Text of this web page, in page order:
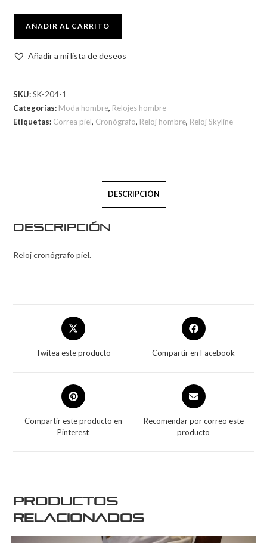
AÑADIR AL CARRITO
Añadir a mi lista de deseos
SKU:SK-204-1
Categorías: Moda hombre, Relojes hombre
Etiquetas: Correa piel, Cronógrafo, Reloj hombre, Reloj Skyline
DESCRIPCIÓN
Descripción
Reloj cronógrafo piel.
Twitea este producto Compartir en Facebook
Compartir este producto en
Pinterest
Recomendar por correo este
producto
Productos
relacionados